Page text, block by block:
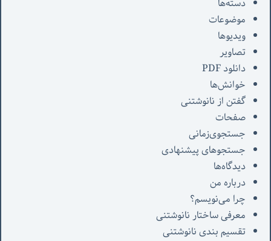
دسته‌ها
موضوعات
ویدیوها
تصاویر
دانلود PDF
خوانش‌ها
گفتن از نانوشتنی
صفحات
جستجوی‌زمانی
جستجوهای پیشنهادی
دیدگاه‌ها
درباره من
چرا می‌نویسم؟
معرفی‌ ساختار نانوشتنی
تقسیم بندی نانوشتنی